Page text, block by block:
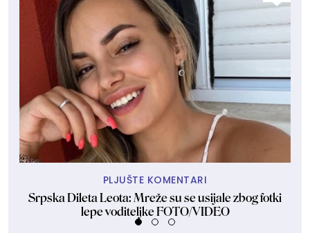
PLJUŠTE KOMENTARI
Srpska Dileta Leota: Mreže su se usijale zbog fotki
lepe voditeljke FOTO/VIDEO